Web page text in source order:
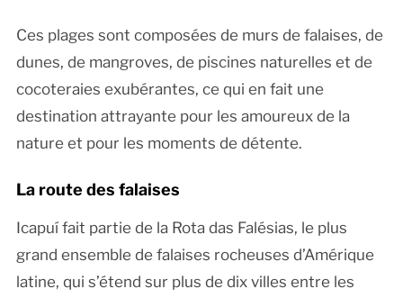
Ces plages sont composées de murs de falaises, de
dunes, de mangroves, de piscines naturelles et de
cocoteraies exubérantes, ce qui en fait une
destination attrayante pour les amoureux de la
nature et pour les moments de détente.
La route des falaises
Icapuí fait partie de la Rota das Falésias, le plus
grand ensemble de falaises rocheuses d’Amérique
latine, qui s’étend sur plus de dix villes entre les